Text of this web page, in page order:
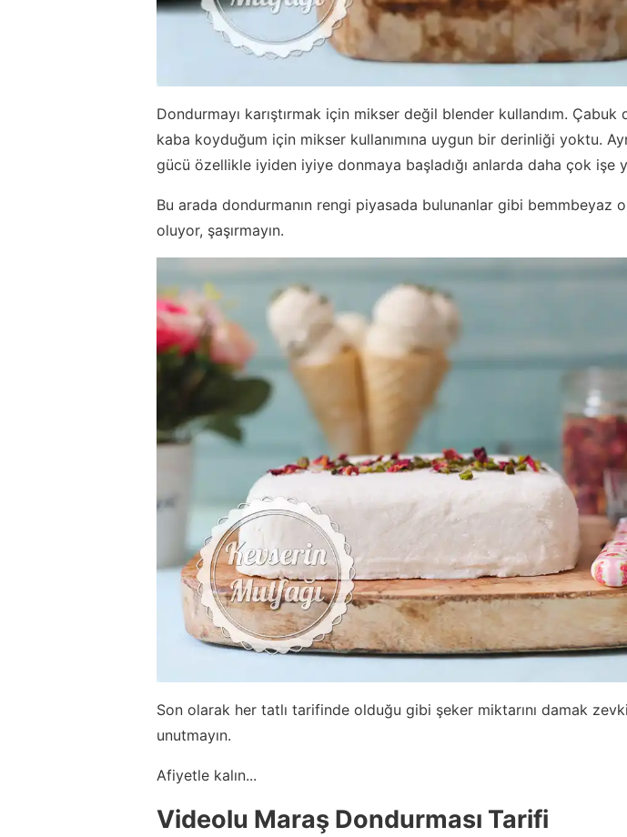
Dondurmayı karıştırmak için mikser değil blender kullandım. Çabuk
kaba koyduğum için mikser kullanımına uygun bir derinliği yoktu.
gücü özellikle iyiden iyiye donmaya başladığı anlarda daha çok işe
Bu arada dondurmanın rengi piyasada bulunanlar gibi bemmbeyaz
oluyor, şaşırmayın.
Son olarak her tatlı tarifinde olduğu gibi şeker miktarını damak
unutmayın.
Afiyetle kalın...
Videolu Maraş Dondurması Tarifi